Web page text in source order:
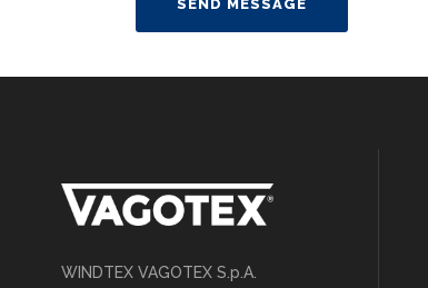
WINDTEX VAGOTEX S.p.A.